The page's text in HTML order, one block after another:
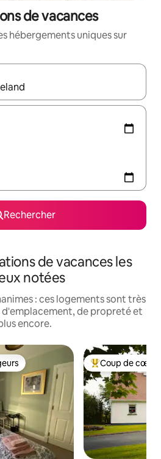
de vacances
hébergements uniques sur
utilisez les flèches vers le
Rechercher
de vacances les
notées
: ces logements sont très
d'emplacement, de propreté et
encore.
les plus appréciés Coups de cœur
Coup de cœur